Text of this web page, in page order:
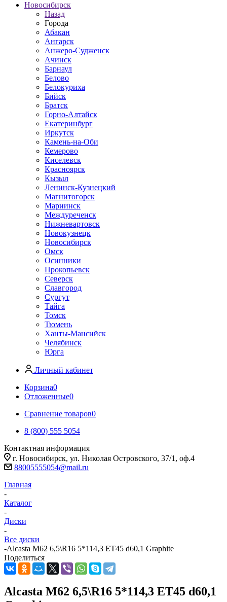
Новосибирск
Назад
Города
Абакан
Ангарск
Анжеро-Судженск
Ачинск
Барнаул
Белово
Белокуриха
Бийск
Братск
Горно-Алтайск
Екатеринбург
Иркутск
Камень-на-Оби
Кемерово
Киселевск
Красноярск
Кызыл
Ленинск-Кузнецкий
Магнитогорск
Мариинск
Междуреченск
Нижневартовск
Новокузнецк
Новосибирск
Омск
Осинники
Прокопьевск
Северск
Славгород
Сургут
Тайга
Томск
Тюмень
Ханты-Мансийск
Челябинск
Юрга
Личный кабинет
Корзина0
Отложенные0
Сравнение товаров0
8 (800) 555 5054
Контактная информация
г. Новосибирск, ул. Николая Островского, 37/1, оф.4
88005555054@mail.ru
Главная
-
Каталог
-
Диски
-
Все диски
-Alcasta M62 6,5\R16 5*114,3 ET45 d60,1 Graphite
Поделиться
Alcasta M62 6,5\R16 5*114,3 ET45 d60,1